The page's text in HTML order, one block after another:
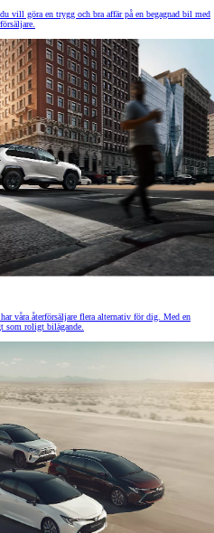
vill göra en trygg och bra affär på en begagnad bil med
våra återförsäljare flera alternativ för dig. Med en
som roligt bilägande.